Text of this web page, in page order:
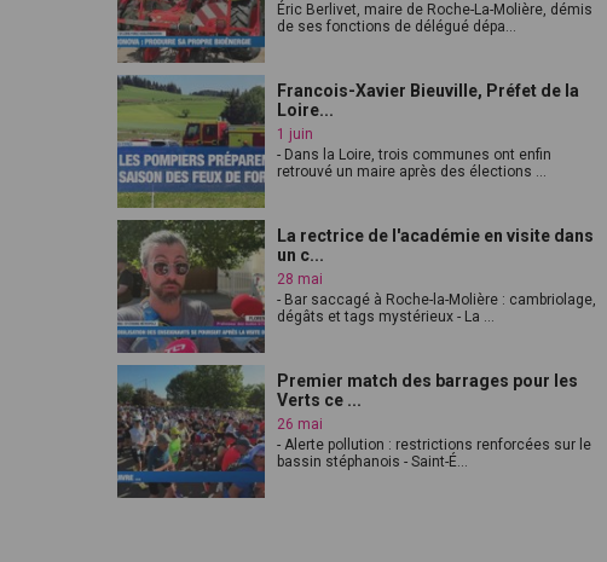
Éric Berlivet, maire de Roche-La-Molière, démis
de ses fonctions de délégué dépa...
Francois-Xavier Bieuville, Préfet de la
Loire...
1 juin
- Dans la Loire, trois communes ont enfin
retrouvé un maire après des élections ...
La rectrice de l'académie en visite dans
un c...
28 mai
- Bar saccagé à Roche-la-Molière : cambriolage,
dégâts et tags mystérieux - La ...
Premier match des barrages pour les
Verts ce ...
26 mai
- Alerte pollution : restrictions renforcées sur le
bassin stéphanois - Saint-É...